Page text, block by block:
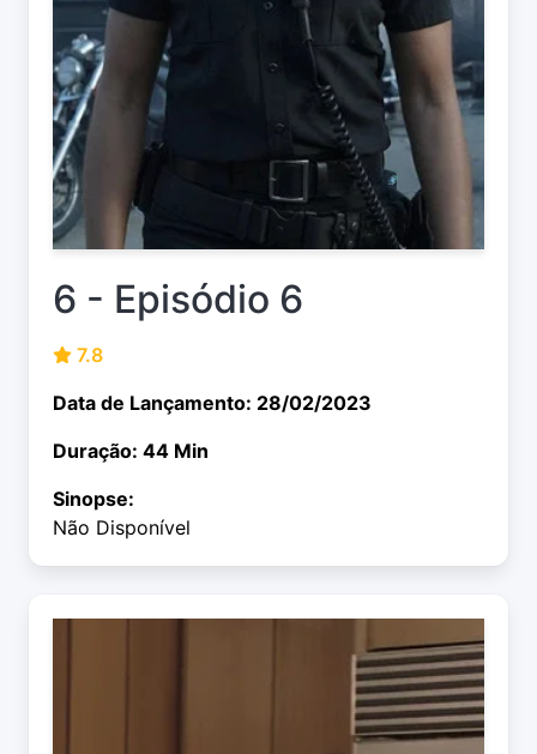
6 - Episódio 6
7.8
Data de Lançamento: 28/02/2023
Duração: 44 Min
Sinopse:
Não Disponível